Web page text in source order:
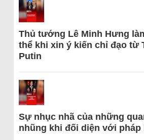
Thủ tướng Lê Minh Hưng
thể khi xin ý kiến chỉ đạo từ
Putin
Sự nhục nhã của những
nhũng khi đối diện với pháp